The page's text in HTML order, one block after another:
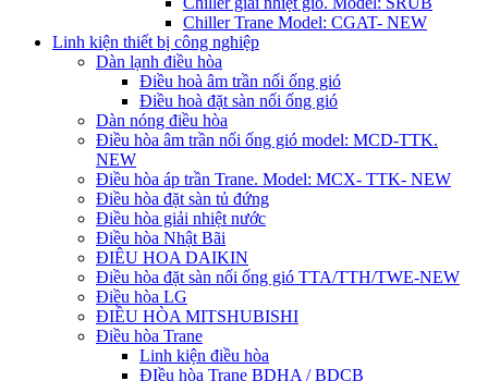
Chiller Trane Model: CGAT- NEW
Linh kiện thiết bị công nghiệp
Dàn lạnh điều hòa
Điều hoà âm trần nối ống gió
Điều hoà đặt sàn nối ống gió
Dàn nóng điều hòa
Điều hòa âm trần nối ống gió model: MCD-TTK.
NEW
Điều hòa áp trần Trane. Model: MCX- TTK- NEW
Điều hòa đặt sàn tủ đứng
Điều hòa giải nhiệt nước
Điều hòa Nhật Bãi
ĐIÊU HOA DAIKIN
Điều hòa đặt sàn nối ống gió TTA/TTH/TWE-NEW
Điều hòa LG
ĐIỀU HÒA MITSHUBISHI
Điều hòa Trane
Linh kiện điều hòa
ĐIều hòa Trane BDHA / BDCB